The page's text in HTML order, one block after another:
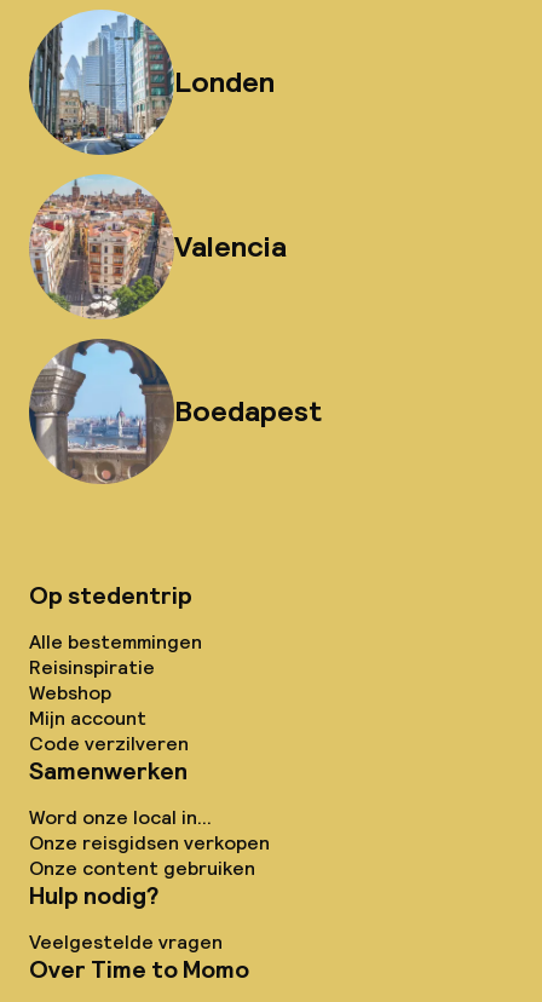
Londen
Valencia
Boedapest
Op stedentrip
Alle bestemmingen
Reisinspiratie
Webshop
Mijn account
Code verzilveren
Samenwerken
Word onze local in...
Onze reisgidsen verkopen
Onze content gebruiken
Hulp nodig?
Veelgestelde vragen
Over Time to Momo